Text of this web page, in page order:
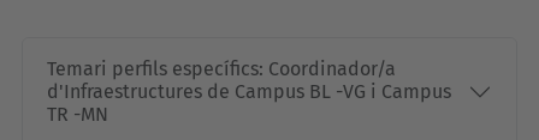
Temari perfils específics: Coordinador/a
d'Infraestructures de Campus BL -VG i Campus
TR -MN